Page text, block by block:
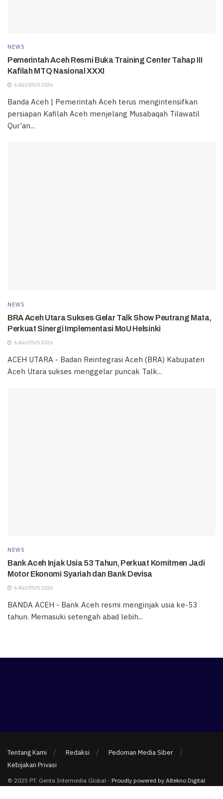
NEWS
Pemerintah Aceh Resmi Buka Training Center Tahap III
Kafilah MTQ Nasional XXXI
6 AGUSTUS 2026
Banda Aceh | Pemerintah Aceh terus mengintensifkan
persiapan Kafilah Aceh menjelang Musabaqah Tilawatil
Qur’an...
NEWS
BRA Aceh Utara Sukses Gelar Talk Show Peutrang Mata,
Perkuat Sinergi Implementasi MoU Helsinki
6 AGUSTUS 2026
ACEH UTARA - Badan Reintegrasi Aceh (BRA) Kabupaten
Aceh Utara sukses menggelar puncak Talk...
NEWS
Bank Aceh Injak Usia 53 Tahun, Perkuat Komitmen Jadi
Motor Ekonomi Syariah dan Bank Devisa
6 AGUSTUS 2026
BANDA ACEH - Bank Aceh resmi menginjak usia ke-53
tahun. Memasuki setengah abad lebih...
Tentang Kami Redaksi
Pedoman Media Siber
Kebijakan Privasi
© 2025 PT. Genta Intermedia Global - Proudly powered by Altekno Digital